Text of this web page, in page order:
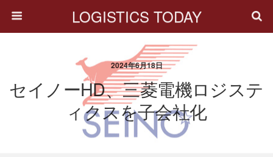
LOGISTICS TODAY
2024年6月18日
セイノーHD、三菱電機ロジステ
ィクスを子会社化